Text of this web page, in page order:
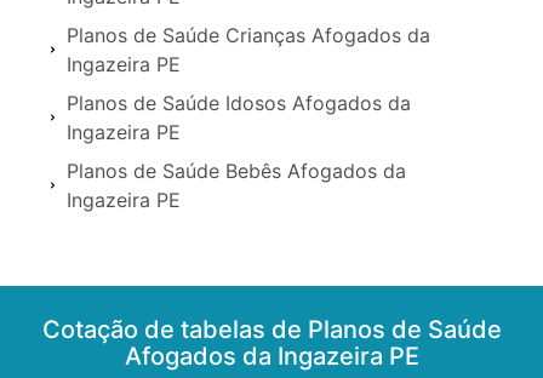
Planos de Saúde Crianças Afogados da
Ingazeira PE
Planos de Saúde Idosos Afogados da
Ingazeira PE
Planos de Saúde Bebês Afogados da
Ingazeira PE
Cotação de tabelas de Planos de Saúde
Afogados da Ingazeira PE